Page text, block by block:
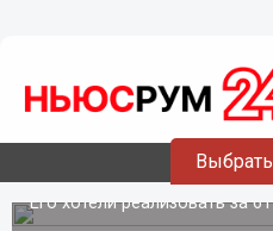
Росимущество
имущество
бизнесмена
Его хотели реализовать за